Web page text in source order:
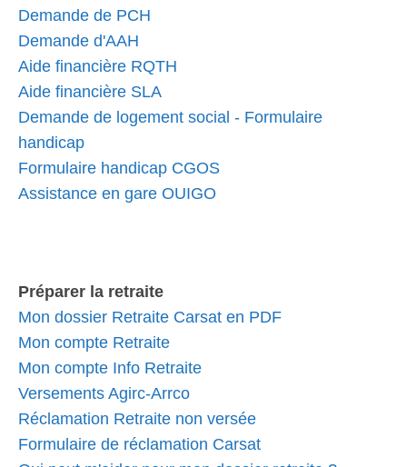
Demande de PCH
Demande d'AAH
Aide financière RQTH
Aide financière SLA
Demande de logement social - Formulaire
handicap
Formulaire handicap CGOS
Assistance en gare OUIGO
Préparer la retraite
Mon dossier Retraite Carsat en PDF
Mon compte Retraite
Mon compte Info Retraite
Versements Agirc-Arrco
Réclamation Retraite non versée
Formulaire de réclamation Carsat